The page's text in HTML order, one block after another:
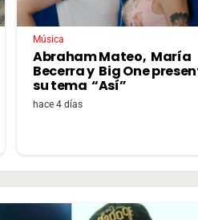
Música
Abraham Mateo, María
Becerra y Big One
su tema “Así”
hace 4 días